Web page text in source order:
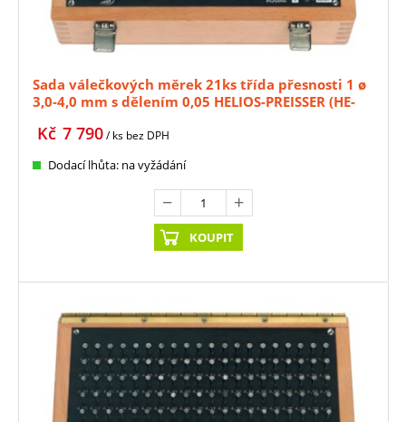
Sada válečkových měrek 21ks třída přesnosti 1 ø
3,0-4,0 mm s dělením 0,05 HELIOS-PREISSER (HE-
7 790
Kč / ks bez DPH
Dodací lhůta: na vyžádání
KOUPIT